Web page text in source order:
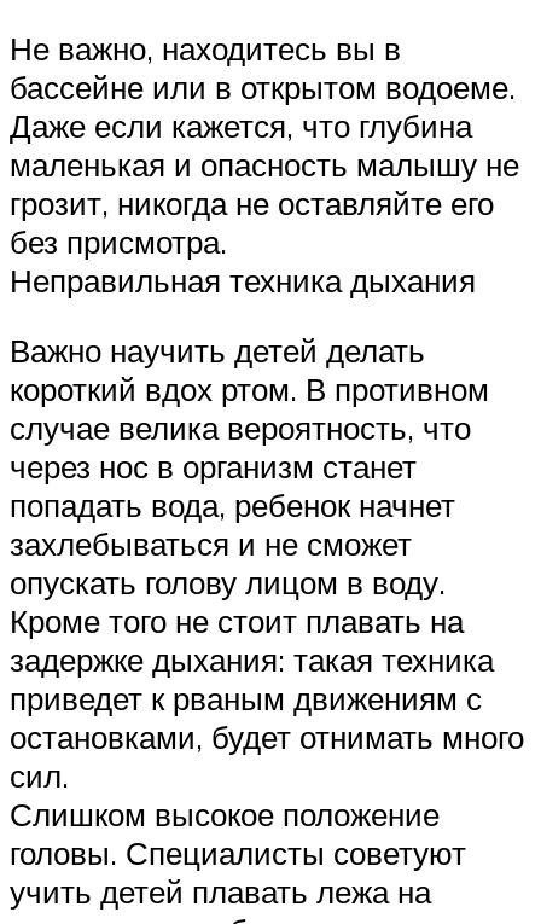
Не важно, находитесь вы в
бассейне или в открытом водоеме.
Даже если кажется, что глубина
маленькая и опасность малышу не
грозит, никогда не оставляйте его
без присмотра.
Неправильная техника дыхания
Важно научить детей делать
короткий вдох ртом. В противном
случае велика вероятность, что
через нос в организм станет
попадать вода, ребенок начнет
захлебываться и не сможет
опускать голову лицом в воду.
Кроме того не стоит плавать на
задержке дыхания: такая техника
приведет к рваным движениям с
остановками, будет отнимать много
сил.
Слишком высокое положение
головы. Специалисты советуют
учить детей плавать лежа на